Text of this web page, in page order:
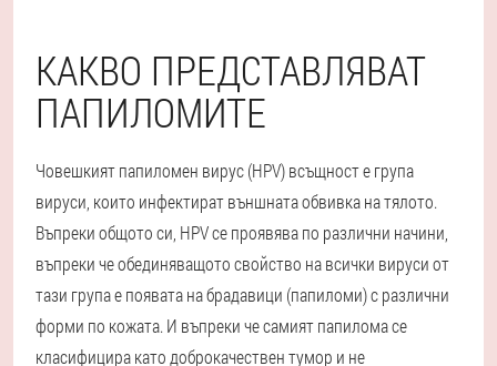
КАКВО ПРЕДСТАВЛЯВАТ
ПАПИЛОМИТЕ
Човешкият папиломен вирус (HPV) всъщност е група
вируси, които инфектират външната обвивка на тялото.
Въпреки общото си, HPV се проявява по различни начини,
въпреки че обединяващото свойство на всички вируси от
тази група е появата на брадавици (папиломи) с различни
форми по кожата. И въпреки че самият папилома се
класифицира като доброкачествен тумор и не